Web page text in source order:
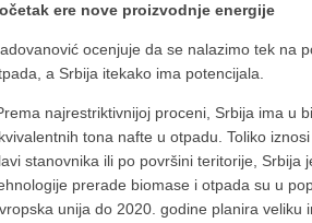
ere nove proizvodnje energije
ocenjuje da se nalazimo tek na
a Srbija itekako ima potencijala.
najrestriktivnijoj proceni, Srbija ima u
tona nafte u otpadu. Toliko
stanovnika ili po površini teritorije, Srbija
prerade biomase i otpada su u
unija do 2020. godine planira